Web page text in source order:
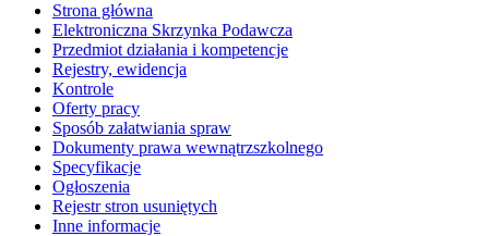
Strona główna
Elektroniczna Skrzynka Podawcza
Przedmiot działania i kompetencje
Rejestry, ewidencja
Kontrole
Oferty pracy
Sposób załatwiania spraw
Dokumenty prawa wewnątrzszkolnego
Specyfikacje
Ogłoszenia
Rejestr stron usuniętych
Inne informacje